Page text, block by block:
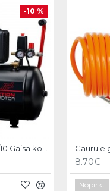
-10 %
Caurule
8.70€
Nopirkt